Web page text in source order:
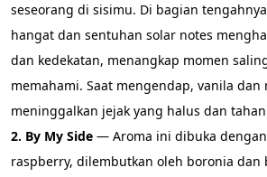
seseorang di sisimu. Di bagian
hangat dan sentuhan solar notes
dan kedekatan, menangkap momen
memahami. Saat mengendap, vanila
meninggalkan jejak yang halus dan
2. By My Side — Aroma ini dibuka
raspberry, dilembutkan oleh boronia